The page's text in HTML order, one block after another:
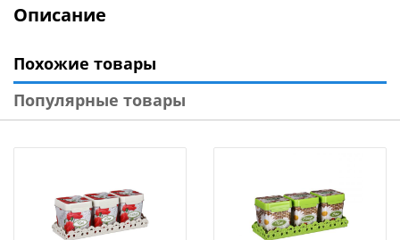
Описание
Похожие товары
Популярные товары